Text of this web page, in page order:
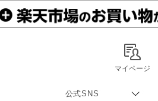
マイページ
公式SNS